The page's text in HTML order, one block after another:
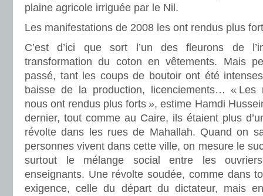
plaine agricole irriguée par le Nil.
Les manifestations de 2008 les ont rendus plus
C’est d’ici que sort l’un des fleurons de
transformation du coton en vêtements. Mais
passé, tant les coups de boutoir ont été
baisse de la production, licenciements… « Les
nous ont rendus plus forts », estime Hamdi
dernier, tout comme au Caire, ils étaient plus
révolte dans les rues de Mahallah. Quand on
personnes vivent dans cette ville, on mesure le
surtout le mélange social entre les
enseignants. Une révolte soudée, comme dans
exigence, celle du départ du dictateur, mais